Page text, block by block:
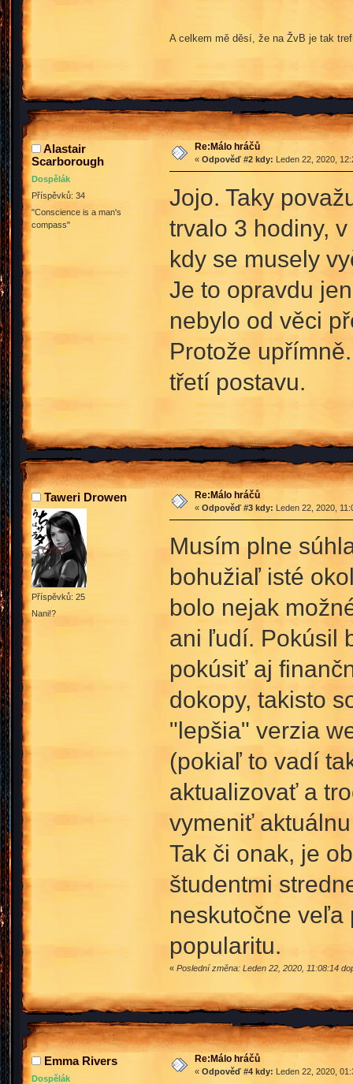
A celkem mě děsí, že na ŽvB je tak
Alastair
Scarborough
Dospělák
Příspěvků: 34
"Conscience is a man's
compass"
Re:Málo hráčů
« Odpověď #2 kdy: Leden 22, 2020,
Jojo. Taky
trvalo 3 hodiny,
kdy se musely
Je to opravdu
nebylo od věci
Protože
třetí postavu.
Taweri Drowen
Příspěvků: 25
Nani!?
Re:Málo hráčů
« Odpověď #3 kdy: Leden 22, 2020,
Musím plne
bohužiaľ isté
bolo nejak
ani ľudí. Pokúsil
pokúsiť aj
dokopy, takisto
"lepšia" verzia
(pokiaľ to vadí
aktualizovať a
vymeniť
Tak či onak, je
študentmi
neskutočne veľa
popularitu.
« Poslední změna: Leden 22, 2020, 11:08:14
Emma Rivers
Dospělák
Re:Málo hráčů
« Odpověď #4 kdy: Leden 22, 2020,